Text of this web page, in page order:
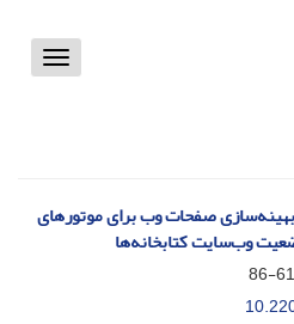
Toggle
بهینه‌سازی صفحات وب برای موتورهای
وب‌سایت کتابخانه‌ها
61-86